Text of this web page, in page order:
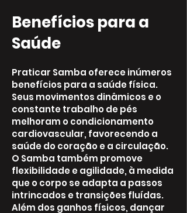
Benefícios para a
Saúde
Praticar Samba oferece inúmeros
benefícios para a saúde física.
Seus movimentos dinâmicos e o
constante trabalho de pés
melhoram o condicionamento
cardiovascular, favorecendo a
saúde do coração e a circulação.
O Samba também promove
flexibilidade e agilidade, à medida
que o corpo se adapta a passos
intrincados e transições fluídas.
Além dos ganhos físicos, dançar